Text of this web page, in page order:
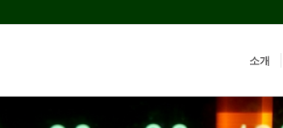
소개